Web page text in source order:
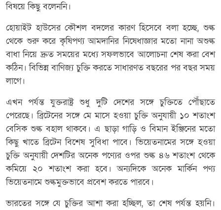
বিষয়ে কিছু বলেননি।
হোয়াইট হাউসের কৌশল বদলের কারণ হিসেবে বলা হচ্ছে, শুল্ক
থেকে শুরু করে কৃষিপণ্য আমদানির নিষেধাজ্ঞার মতো নানা অশুল্ক
বাধা নিয়ে দ্রুত সময়ের মধ্যে সফলভাবে আলোচনা শেষ করা বেশ
কঠিন। বিভিন্ন বাণিজ্য চুক্তি করতে সাধারণত বছরের পর বছর সময়
লাগে।
এখন পর্যন্ত যুক্তরাষ্ট্র শুধু দুটি দেশের সঙ্গে চুক্তিতে পৌঁছাতে
পেরেছে। ব্রিটেনের সঙ্গে মে মাসে হওয়া চুক্তি অনুযায়ী ১০ শতাংশ
বেসিক শুল্ক বহাল থাকবে। এ ছাড়া গাড়ি ও বিমান ইঞ্জিনের মতো
কিছু খাতে ব্রিটেন বিশেষ সুবিধা পাবে। ভিয়েতনামের সঙ্গে হওয়া
চুক্তি অনুযায়ী দেশটির অনেক পণ্যের ওপর শুল্ক ৪৬ শতাংশ থেকে
কমিয়ে ২০ শতাংশ করা হবে। অন্যদিকে অনেক মার্কিন পণ্য
ভিয়েতনামে শুল্কমুক্তভাবে প্রবেশ করতে পারবে।
ভারতের সঙ্গে যে চুক্তির আশা করা হচ্ছিল, তা শেষ পর্যন্ত হয়নি।